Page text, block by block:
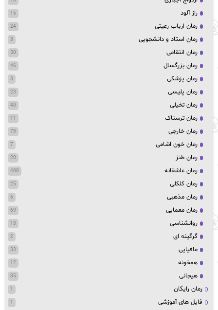
راز آلود 15
رمان ارباب رعیتی 24
رمان استاد و دانشجویی 3
رمان انتقامی 50
رمان بزرگسال 46
رمان پزشکی 3
رمان پلیسی 23
رمان تخیلی 40
رمان ترسناک 11
رمان خارجی 79
رمان خون اشامی 7
رمان طنز 20
رمان عاشقانه 488
رمان کلکلی 25
رمان مذهبی 6
رمان معمایی 69
روانشناسی 13
گرگینه ای 2
مافیایی 33
همخونه 12
هیجانی 85
رمان رایگان 1
فایل های آموزشی 1